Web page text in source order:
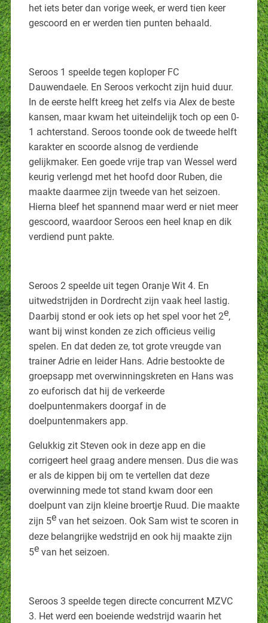
het iets beter dan vorige week, er werd tien keer
gescoord en er werden tien punten behaald.
Seroos 1 speelde tegen koploper FC
Dauwendaele. En Seroos verkocht zijn huid duur.
In de eerste helft kreeg het zelfs via Alex de beste
kansen, maar kwam het uiteindelijk toch op een 0-
1 achterstand. Seroos toonde ook de tweede helft
karakter en scoorde alsnog de verdiende
gelijkmaker. Een goede vrije trap van Wessel werd
keurig verlengd met het hoofd door Ruben, die
maakte daarmee zijn tweede van het seizoen.
Hierna bleef het spannend maar werd er niet meer
gescoord, waardoor Seroos een heel knap en dik
verdiend punt pakte.
Seroos 2 speelde uit tegen Oranje Wit 4. En
uitwedstrijden in Dordrecht zijn vaak heel lastig.
Daarbij stond er ook iets op het spel voor het 2e,
want bij winst konden ze zich officieus veilig
spelen. En dat deden ze, tot grote vreugde van
trainer Adrie en leider Hans. Adrie bestookte de
groepsapp met overwinningskreten en Hans was
zo euforisch dat hij de verkeerde
doelpuntenmakers doorgaf in de
doelpuntenmakers app.
Gelukkig zit Steven ook in deze app en die
corrigeert heel graag andere mensen. Dus die was
er als de kippen bij om te vertellen dat deze
overwinning mede tot stand kwam door een
doelpunt van zijn kleine broertje Ruud. Die maakte
zijn 5evan het seizoen. Ook Sam wist te scoren in
deze belangrijke wedstrijd en ook hij maakte zijn
5evan het seizoen.
Seroos 3 speelde tegen directe concurrent MZVC
3. Het werd een boeiende wedstrijd waarin het